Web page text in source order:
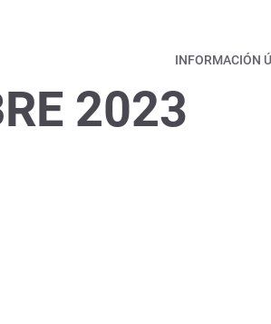
INFORMACIÓN
2023